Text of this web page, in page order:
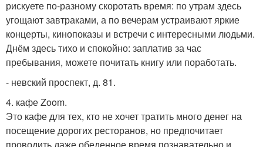
рискуете по-разному скоротать время: по утрам здесь
угощают завтраками, а по вечерам устраивают яркие
концерты, кинопоказы и встречи с интересными людьми.
Днём здесь тихо и спокойно: заплатив за час
пребывания, можете почитать книгу или поработать.
- невский проспект, д. 81.
4. кафе Zoom.
Это кафе для тех, кто не хочет тратить много денег на
посещение дорогих ресторанов, но предпочитает